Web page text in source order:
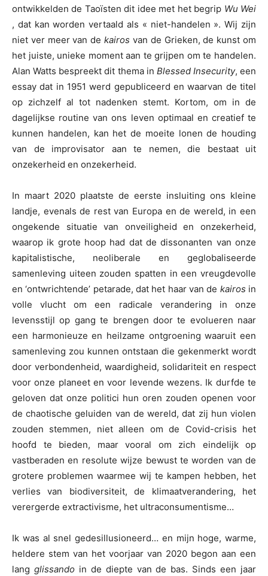
ontwikkelden de Taoïsten dit idee met het begrip Wu Wei
, dat kan worden vertaald als « niet-handelen ». Wij zijn
niet ver meer van dekairos van de Grieken, de kunst om
het juiste, unieke moment aan te grijpen om te handelen.
Alan Watts bespreekt dit thema in Blessed Insecurity, een
essay dat in 1951 werd gepubliceerd en waarvan de titel
op zichzelf al tot nadenken stemt. Kortom, om in de
dagelijkse routine van ons leven optimaal en creatief te
kunnen handelen, kan het de moeite lonen de houding
van de improvisator aan te nemen, die bestaat uit
onzekerheid en onzekerheid.
In maart 2020 plaatste de eerste insluiting ons kleine
landje, evenals de rest van Europa en de wereld, in een
ongekende situatie van onveiligheid en onzekerheid,
waarop ik grote hoop had dat de dissonanten van onze
kapitalistische, neoliberale en geglobaliseerde
samenleving uiteen zouden spatten in een vreugdevolle
en ‘ontwrichtende’ petarade, dat het haar van de kairos in
volle vlucht om een radicale verandering in onze
levensstijl op gang te brengen door te evolueren naar
een harmonieuze en heilzame ontgroening waaruit een
samenleving zou kunnen ontstaan die gekenmerkt wordt
door verbondenheid, waardigheid, solidariteit en respect
voor onze planeet en voor levende wezens. Ik durfde te
geloven dat onze politici hun oren zouden openen voor
de chaotische geluiden van de wereld, dat zij hun violen
zouden stemmen, niet alleen om de Covid-crisis het
hoofd te bieden, maar vooral om zich eindelijk op
vastberaden en resolute wijze bewust te worden van de
grotere problemen waarmee wij te kampen hebben, het
verlies van biodiversiteit, de klimaatverandering, het
verergerde extractivisme, het ultraconsumentisme…
Ik was al snel gedesillusioneerd… en mijn hoge, warme,
heldere stem van het voorjaar van 2020 begon aan een
lang glissando in de diepte van de bas. Sinds een jaar